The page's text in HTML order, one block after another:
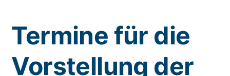
Termine für die
Vorstellung der